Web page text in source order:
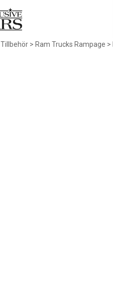
Tillbehör > Ram Trucks Rampage >